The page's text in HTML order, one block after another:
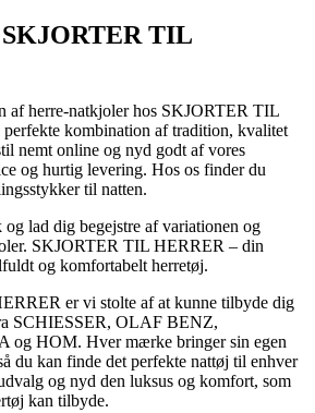
TIL
af herre-natkjoler hos SKJORTER TIL
kombination af tradition, kvalitet
nemt online og nyd godt af vores
og hurtig levering. Hos os finder du
til natten.
lad dig begejstre af variationen og
SKJORTER TIL HERRER – din
og komfortabelt herretøj.
er vi stolte af at kunne tilbyde dig
SCHIESSER, OLAF BENZ,
HOM. Hver mærke bringer sin egen
du kan finde det perfekte nattøj til enhver
og nyd den luksus og komfort, som
kan tilbyde.